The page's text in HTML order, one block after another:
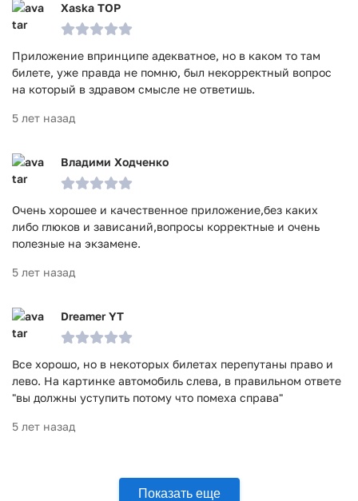
Xaska TOP
Приложение впринципе адекватное, но в каком то там
билете, уже правда не помню, был некорректный вопрос
на который в здравом смысле не ответишь.
5 лет назад
Владими Ходченко
Очень хорошее и качественное приложение,без каких
либо глюков и зависаний,вопросы корректные и очень
полезные на экзамене.
5 лет назад
Dreamer YT
Все хорошо, но в некоторых билетах перепутаны право и
лево. На картинке автомобиль слева, в правильном ответе
"вы должны уступить потому что помеха справа"
5 лет назад
Показать еще